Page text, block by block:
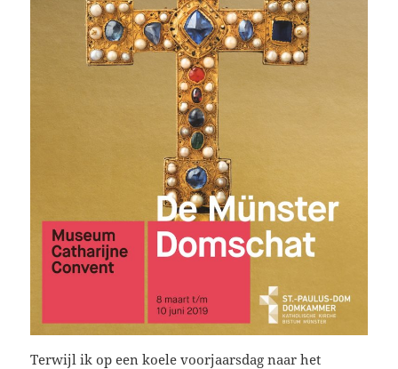
Terwijl ik op een koele voorjaarsdag naar het